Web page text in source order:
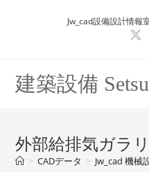
Jw_cad設備設計情報
建築設備
外部給排気ガラ
> CADデータ > Jw_cad 機械